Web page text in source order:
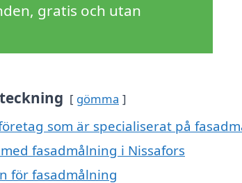
gratis och utan
gömma
som är specialiserat på
fasadmålning i Nissafors
för fasadmålning